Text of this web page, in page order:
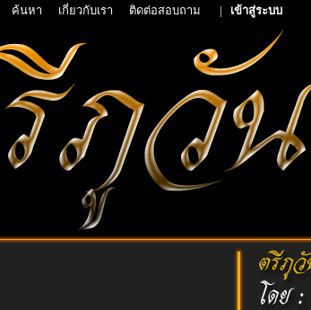
ค้นหา เกี่ยวกับเรา ติดต่อสอบถาม | เข้าสู่ระบบ